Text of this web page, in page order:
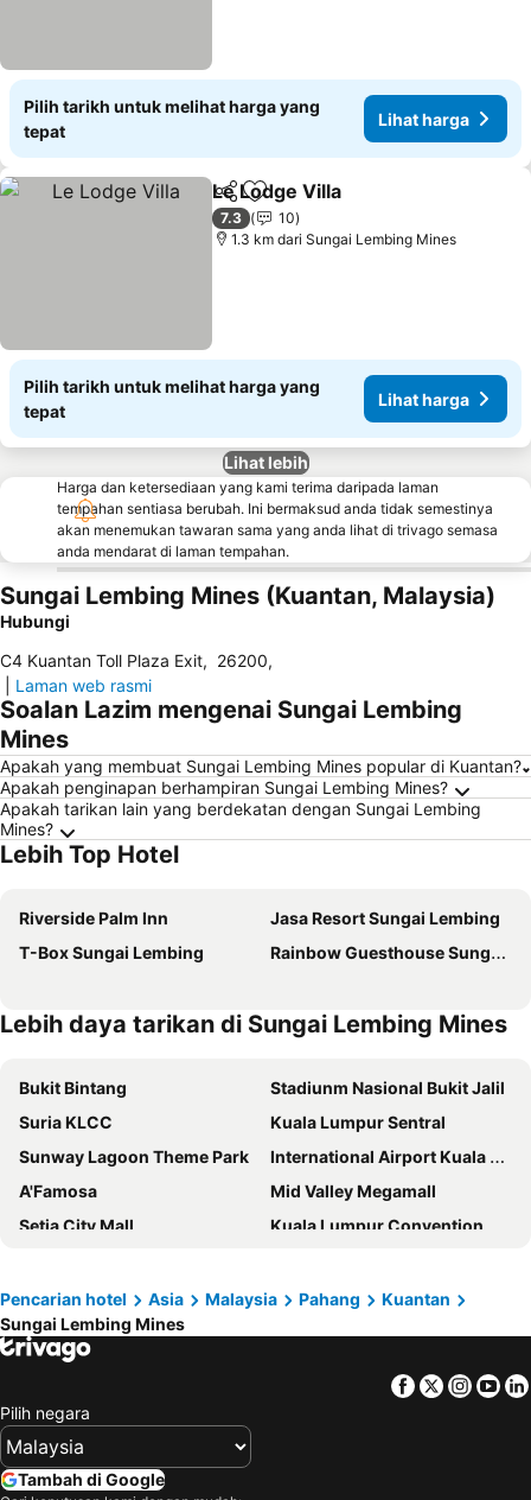
Pilih tarikh untuk melihat harga yang
tepat
Lihat harga
KongsiTambah ke favorit
Le Lodge Villa
7.3
10
1.3 km dari Sungai Lembing Mines
Pilih tarikh untuk melihat harga yang
tepat
Lihat harga
Lihat lebih
Harga dan ketersediaan yang kami terima daripada laman
tempahan sentiasa berubah. Ini bermaksud anda tidak semestinya
akan menemukan tawaran sama yang anda lihat di trivago semasa
anda mendarat di laman tempahan.
Sungai Lembing Mines (Kuantan, Malaysia)
Hubungi
C4 Kuantan Toll Plaza Exit, 26200,
Laman web rasmi
Soalan Lazim mengenai Sungai Lembing
Mines
Apakah yang membuat Sungai Lembing Mines popular di Kuantan?
Apakah penginapan berhampiran Sungai Lembing Mines?
Apakah tarikan lain yang berdekatan dengan Sungai Lembing
Mines?
Lebih Top Hotel
Riverside Palm Inn
Jasa Resort Sungai Lembing
T-Box Sungai Lembing
Rainbow Guesthouse Sungai Lembing
Lebih daya tarikan di Sungai Lembing Mines
Bukit Bintang
Stadiunm Nasional Bukit Jalil
Suria KLCC
Kuala Lumpur Sentral
Sunway Lagoon Theme Park
International Airport Kuala Lumpur
A'Famosa
Mid Valley Megamall
Setia City Mall
Kuala Lumpur Convention Centre
Terminal Bersepadu Selatan
Jalan Tunku Abdul Rahman
Pasar Payang
Pantai Batu Buruk Beach
One Utama Shopping Centre
Taman Tamadun Islam
Pencarian hotel Asia Malaysia Pahang
Kuantan
Sungai Lembing Mines
Facebook
Twitter
Pilih negara
Tambah di Google